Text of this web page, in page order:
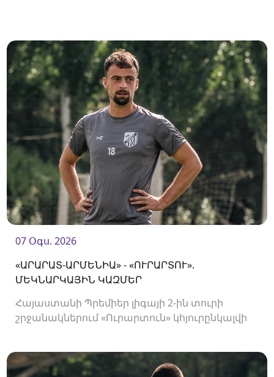
07 Օգս. 2026
«ԱՐԱՐԱՏ-ԱՐՄԵՆԻԱ» - «ՈՒՐԱՐՏՈՒ».
ՄԵԿՆԱՐԿԱՅԻՆ ԿԱԶՄԵՐ
Հայաստանի Պրեմիեր լիգայի 2-ին տուրի
շրջանակներում «Ուրարտուն» կհյուրընկալվի